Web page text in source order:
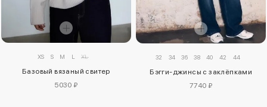
XS S M L XL
Базовый вязаный свитер
5030 ₽
32 34 36 38 40 42 44
Бэгги-джинсы с заклёпками
7740 ₽